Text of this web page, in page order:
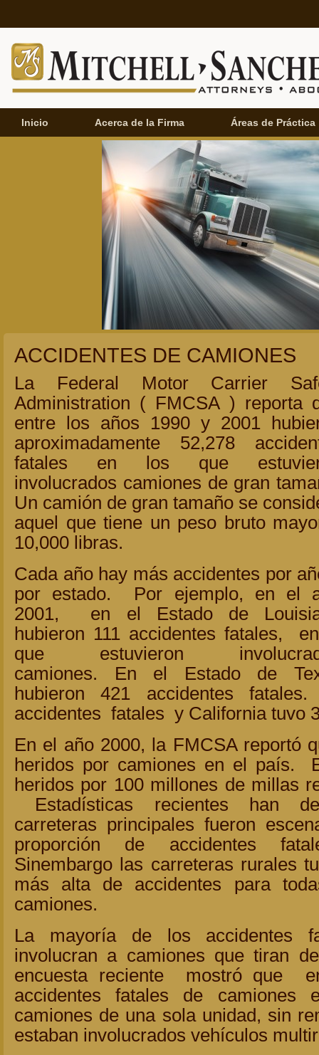
Inicio Acerca de la Firma Áreas de Práctica
ACCIDENTES DE CAMIONES
La Federal Motor Carrier
Administration ( FMCSA ) reporta
entre los años 1990 y 2001
aproximadamente 52,278
fatales en los que
involucrados camiones de gran
Un camión de gran tamaño se
aquel que tiene un peso bruto
10,000 libras.
Cada año hay más accidentes por
por estado. Por ejemplo, en el
2001, en el Estado de
hubieron 111 accidentes fatales,
que estuvieron
camiones. En el Estado de
hubieron 421 accidentes
accidentes fatales y California tuvo
En el año 2000, la FMCSA reportó
heridos por camiones en el país.
heridos por 100 millones de millas
Estadísticas recientes han
carreteras principales fueron
proporción de accidentes
Sinembargo las carreteras rurales
más alta de accidentes para
camiones.
La mayoría de los accidentes
involucran a camiones que tiran
encuesta reciente mostró que
accidentes fatales de camiones
camiones de una sola unidad, sin
estaban involucrados vehículos